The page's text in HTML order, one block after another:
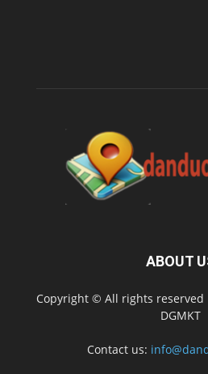
ABOUT
Copyright © All rights
DGMKT
Contact us: